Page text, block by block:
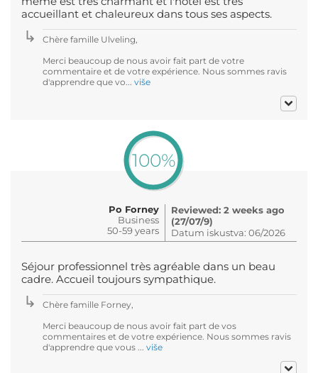
accueillant et chaleureux dans tous ses aspects.
Chère famille Ulveling,
Merci beaucoup de nous avoir fait part de votre
commentaire et de votre expérience. Nous sommes ravis
d'apprendre que vo... više
100%
Po Forney
Business
50-59 years
Reviewed: 2 weeks ago
(27/07/9)
Datum iskustva: 06/2026
Séjour professionnel très agréable dans un beau
cadre. Accueil toujours sympathique.
Chère famille Forney,
Merci beaucoup de nous avoir fait part de vos
commentaires et de votre expérience. Nous sommes ravis
d'apprendre que vous ... više